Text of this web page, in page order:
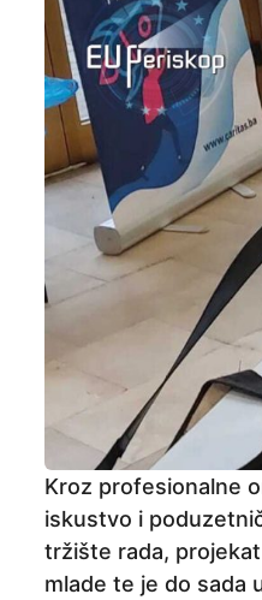
Kroz profesionalne
iskustvo i
tržište rada, projekat
mlade te je do sada